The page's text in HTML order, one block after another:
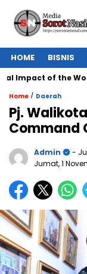
HOME BISNIS
Impact of the
Home / Daerah
Pj.
Command
Admin
-
Jumat, 1